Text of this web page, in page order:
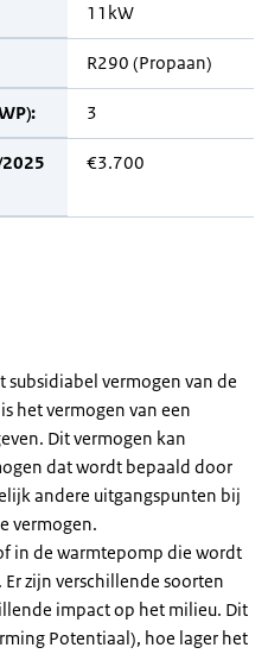
11kW
R290 (Propaan)
3
€3.700
subsidiabel vermogen van de
het vermogen van een
Dit vermogen kan
dat wordt bepaald door
andere uitgangspunten bij
vermogen.
in de warmtepomp die wordt
zijn verschillende soorten
impact op het milieu. Dit
Potentiaal), hoe lager het